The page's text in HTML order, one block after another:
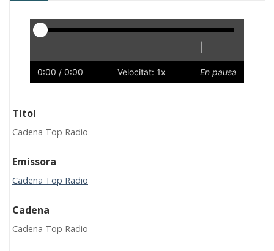
Reproductor
Lent
0:00 / 0:00 Velocitat: 1x En pausa
Títol
Cadena Top Radio
Emissora
Cadena Top Radio
Cadena
Cadena Top Radio